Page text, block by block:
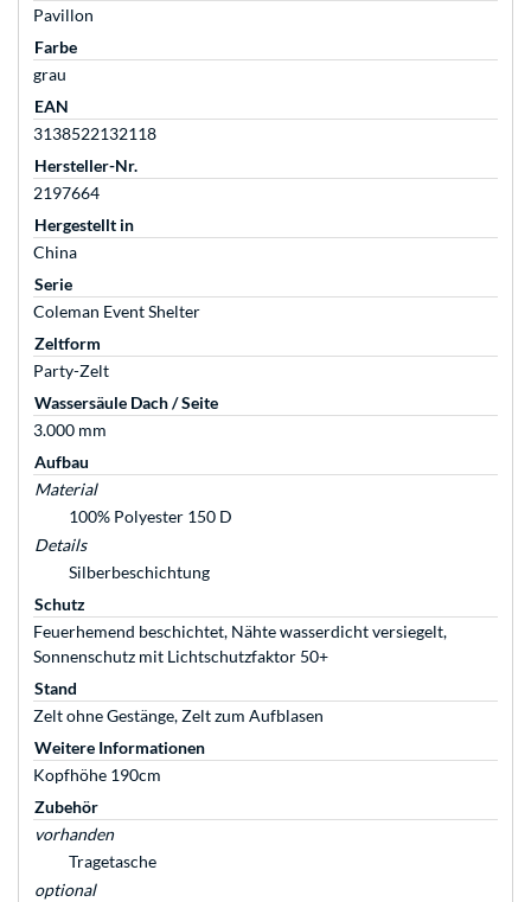
Pavillon
Farbe
grau
EAN
3138522132118
Hersteller-Nr.
2197664
Hergestellt in
China
Serie
Coleman Event Shelter
Zeltform
Party-Zelt
Wassersäule Dach / Seite
3.000 mm
Aufbau
Material
100% Polyester 150 D
Details
Silberbeschichtung
Schutz
Feuerhemend beschichtet, Nähte wasserdicht versiegelt,
Sonnenschutz mit Lichtschutzfaktor 50+
Stand
Zelt ohne Gestänge, Zelt zum Aufblasen
Weitere Informationen
Kopfhöhe 190cm
Zubehör
vorhanden
Tragetasche
optional